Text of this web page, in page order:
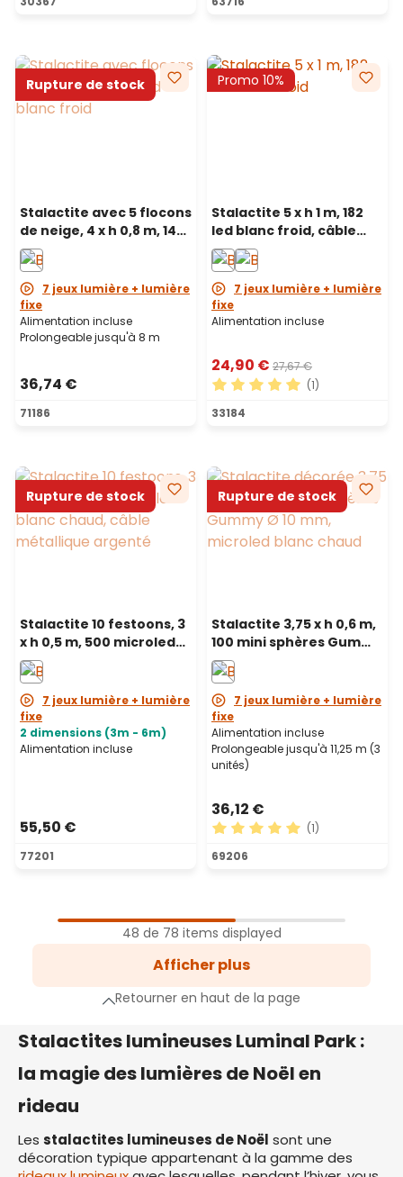
Rupture de stock
Stalactite avec 5 flocons
de neige, 4 x h 0,8 m, 145
led blanc froid,
prolongeable
7 jeux lumière + lumière
fixe
Alimentation incluse
Prolongeable jusqu'à 8 m
36,74 €
71186
Promo 10%
Stalactite 5 x h 1 m, 182
led blanc froid, câble
blanc
7 jeux lumière + lumière
fixe
Alimentation incluse
24,90 € 27,67 €
Note moyenne de 5 sur 5
(1)
33184
Rupture de stock
Stalactite 10 festoons, 3
x h 0,5 m, 500 microled
blanc chaud, câble
métallique argenté,
prolongeable
7 jeux lumière + lumière
fixe
2 dimensions (3m - 6m)
Alimentation incluse
55,50 €
77201
Rupture de stock
Stalactite 3,75 x h 0,6 m,
100 mini sphères Gummy
Ø 10 mm, microled blanc
chaud, prolongeable
7 jeux lumière + lumière
fixe
Alimentation incluse
Prolongeable jusqu'à 11,25 m (3
unités)
36,12 €
Note moyenne de 5 sur 5
(1)
69206
suivante
48 de 78 items displayed
Afficher plus
Retourner en haut de la page
Stalactites lumineuses Luminal Park :
la magie des lumières de Noël en
rideau
Les stalactites lumineuses de Noël sont une
décoration typique appartenant à la gamme des